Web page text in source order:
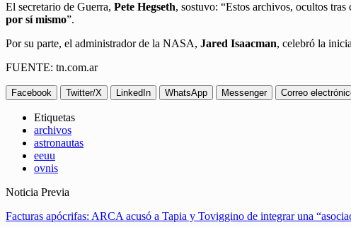
El secretario de Guerra, Pete Hegseth, sostuvo: “Estos archivos, ocultos
por sí mismo”.
Por su parte, el administrador de la NASA, Jared Isaacman, celebró la
FUENTE: tn.com.ar
Facebook Twitter/X LinkedIn WhatsApp Messenger Correo
Etiquetas
archivos
astronautas
eeuu
ovnis
Noticia Previa
Facturas apócrifas: ARCA acusó a Tapia y Toviggino de integrar una